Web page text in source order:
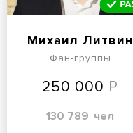
Михаил Литвин
Фан-группы
250 000
130 789 чел